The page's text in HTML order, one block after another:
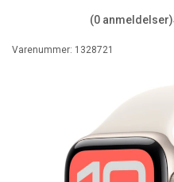
(0 anmeldelser)
Varenummer: 1328721